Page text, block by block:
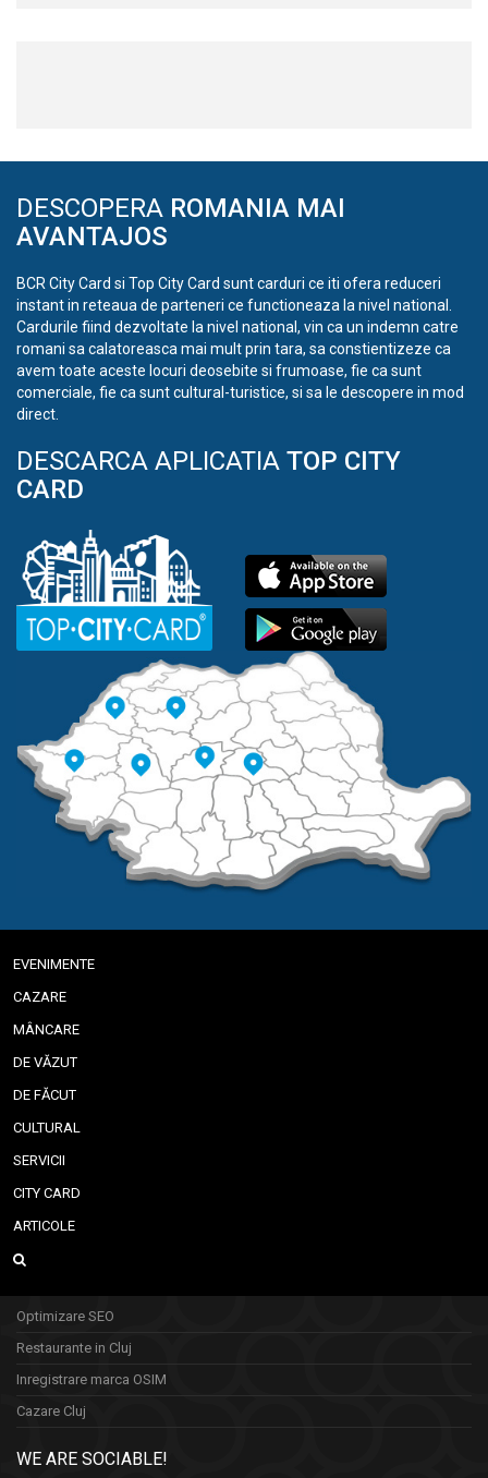
DESCOPERA ROMANIA MAI
AVANTAJOS
BCR City Card si Top City Card sunt carduri ce iti ofera reduceri
instant in reteaua de parteneri ce functioneaza la nivel national.
Cardurile fiind dezvoltate la nivel national, vin ca un indemn catre
romani sa calatoreasca mai mult prin tara, sa constientizeze ca
avem toate aceste locuri deosebite si frumoase, fie ca sunt
comerciale, fie ca sunt cultural-turistice, si sa le descopere in mod
direct.
DESCARCA APLICATIA TOP CITY
CARD
EVENIMENTE
CAZARE
MÂNCARE
DE VĂZUT
DE FĂCUT
CULTURAL
SERVICII
CITY CARD
ARTICOLE
Optimizare SEO
Restaurante in Cluj
Inregistrare marca OSIM
Cazare Cluj
WE ARE SOCIABLE!